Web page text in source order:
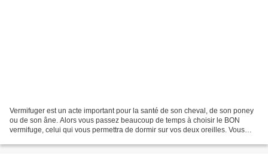
Vermifuger est un acte important pour la santé de son cheval, de son poney
ou de son âne. Alors vous passez beaucoup de temps à choisir le BON
vermifuge, celui qui vous permettra de dormir sur vos deux oreilles. Vous